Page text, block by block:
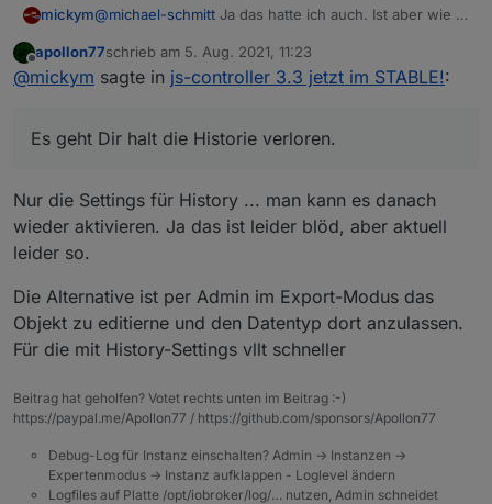
mickym@michael-schmitt Ja das hatte ich auch. Ist aber wie in
Ich habe die Datenpunkte alle gelöscht (des
Callmonitors) und dann den Adapter neu gestartet und
Es geht Dir halt die Historie verloren. - Vielleicht auch
monierten Punkt gelöscht hätte.
Offline
apollon77schrieb am 5. Aug. 2021, 11:23
zuletzt editiert von
@mickym sagte in js-controller 3.3 jetzt im STABLE!:
Es geht Dir halt die Historie verloren.
Nur die Settings für History ... man kann es danach
wieder aktivieren. Ja das ist leider blöd, aber aktuell
leider so.
Die Alternative ist per Admin im Export-Modus das
Objekt zu editierne und den Datentyp dort anzulassen.
Für die mit History-Settings vllt schneller
Beitrag hat geholfen? Votet rechts unten im Beitrag :-)
https://paypal.me/Apollon77 / https://github.com/sponsors/Apollon77
Debug-Log für Instanz einschalten? Admin -> Instanzen ->
Expertenmodus -> Instanz aufklappen - Loglevel ändern
Logfiles auf Platte /opt/iobroker/log/… nutzen, Admin schneidet